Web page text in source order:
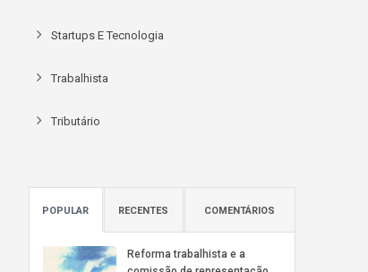
Startups E Tecnologia
Trabalhista
Tributário
POPULAR RECENTES COMENTÁRIOS
Reforma trabalhista e a